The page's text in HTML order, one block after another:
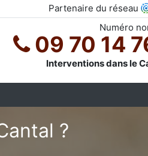
Partenaire du réseau
Numéro
09 70 14
Interventions dans le
?